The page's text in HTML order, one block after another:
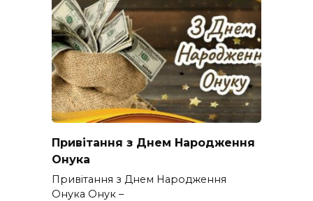
Привітання з Днем Народження
Онука
Привітання з Днем Народження
Онука Онук –